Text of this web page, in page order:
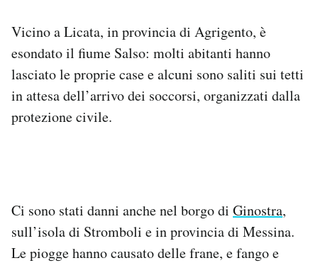
Vicino a Licata, in provincia di Agrigento, è
esondato il fiume Salso: molti abitanti hanno
lasciato le proprie case e alcuni sono saliti sui tetti
in attesa dell’arrivo dei soccorsi, organizzati dalla
protezione civile.
Ci sono stati danni anche nel borgo di Ginostra,
sull’isola di Stromboli e in provincia di Messina.
Le piogge hanno causato delle frane, e fango e